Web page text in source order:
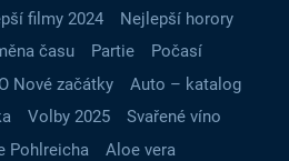
filmy 2024
Nejlepší horory
času Partie
Počasí
Nové začátky
Auto – katalog
Volby 2025
Svařené víno
Pohlreicha
Aloe vera